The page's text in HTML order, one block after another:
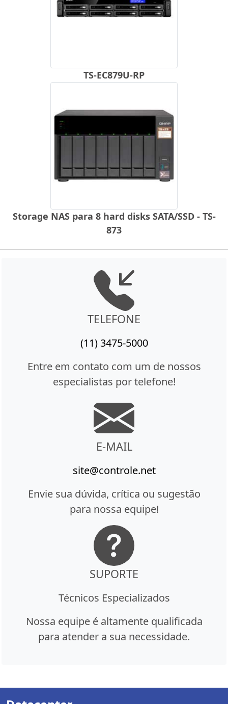
TS-EC879U-RP
Storage NAS para 8 hard disks SATA/SSD - TS-
873
TELEFONE
(11) 3475-5000
Entre em contato com um de nossos
especialistas por telefone!
E-MAIL
site@controle.net
Envie sua dúvida, crítica ou sugestão
para nossa equipe!
SUPORTE
Técnicos Especializados
Nossa equipe é altamente qualificada
para atender a sua necessidade.